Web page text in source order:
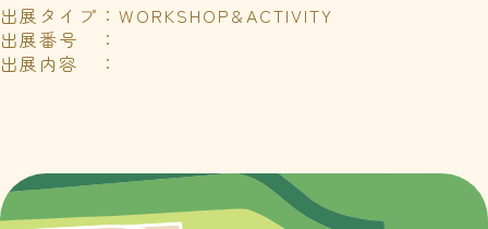
出展タイプ：WORKSHOP&ACTIVITY
出展番号 ：
出展内容 ：